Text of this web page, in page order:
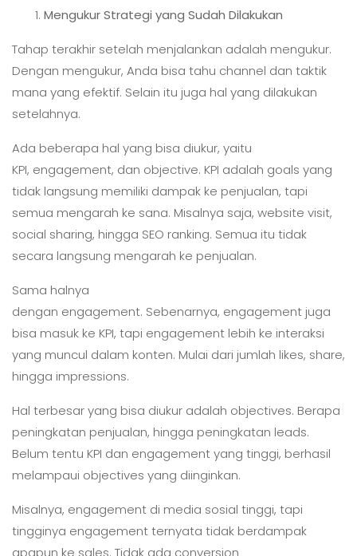
Mengukur Strategi yang Sudah Dilakukan
Tahap terakhir setelah menjalankan adalah mengukur.
Dengan mengukur, Anda bisa tahu channel dan taktik
mana yang efektif. Selain itu juga hal yang dilakukan
setelahnya.
Ada beberapa hal yang bisa diukur, yaitu
KPI, engagement, dan objective. KPI adalah goals yang
tidak langsung memiliki dampak ke penjualan, tapi
semua mengarah ke sana. Misalnya saja, website visit,
social sharing, hingga SEO ranking. Semua itu tidak
secara langsung mengarah ke penjualan.
Sama halnya
dengan engagement. Sebenarnya, engagement juga
bisa masuk ke KPI, tapi engagement lebih ke interaksi
yang muncul dalam konten. Mulai dari jumlah likes, share,
hingga impressions.
Hal terbesar yang bisa diukur adalah objectives. Berapa
peningkatan penjualan, hingga peningkatan leads.
Belum tentu KPI dan engagement yang tinggi, berhasil
melampaui objectives yang diinginkan.
Misalnya, engagement di media sosial tinggi, tapi
tingginya engagement ternyata tidak berdampak
apapun ke sales. Tidak ada conversion